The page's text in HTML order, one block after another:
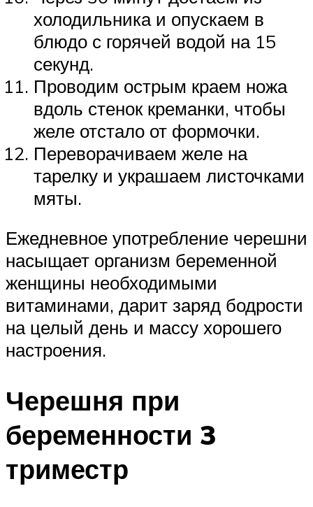
холодильника и опускаем в
блюдо с горячей водой на 15
секунд.
Проводим острым краем ножа
вдоль стенок креманки, чтобы
желе отстало от формочки.
Переворачиваем желе на
тарелку и украшаем листочками
мяты.
Ежедневное употребление черешни
насыщает организм беременной
женщины необходимыми
витаминами, дарит заряд бодрости
на целый день и массу хорошего
настроения.
Черешня при
беременности 3
триместр